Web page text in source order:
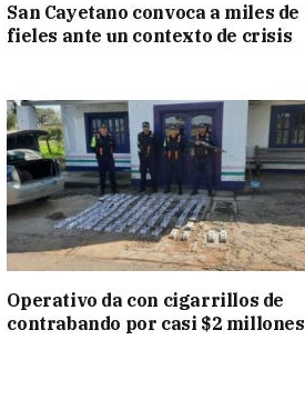
San Cayetano convoca a miles de
fieles ante un contexto de crisis
Operativo da con cigarrillos de
contrabando por casi $2 millones